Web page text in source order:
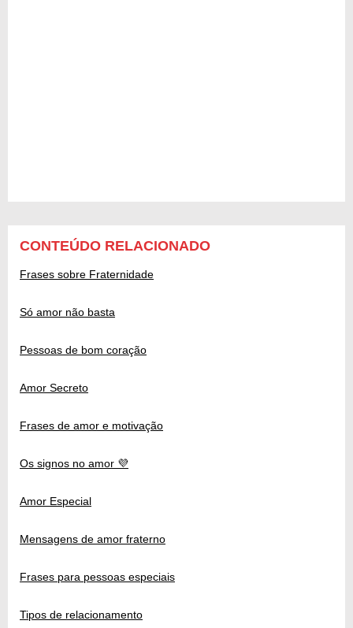
CONTEÚDO RELACIONADO
Frases sobre Fraternidade
Só amor não basta
Pessoas de bom coração
Amor Secreto
Frases de amor e motivação
Os signos no amor 💜
Amor Especial
Mensagens de amor fraterno
Frases para pessoas especiais
Tipos de relacionamento